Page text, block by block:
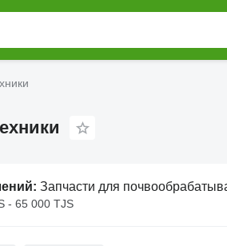
Запчасти для
- 65 000 TJS